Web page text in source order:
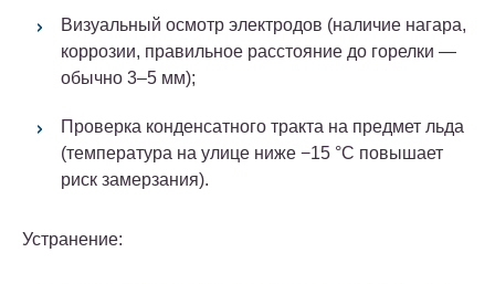
Визуальный осмотр электродов (наличие нагара,
коррозии, правильное расстояние до горелки —
обычно 3–5 мм);
Проверка конденсатного тракта на предмет льда
(температура на улице ниже −15 °C повышает
риск замерзания).
Устранение: